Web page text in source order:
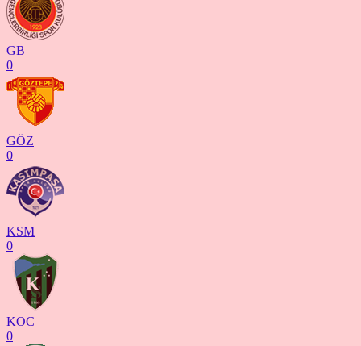
GB
0
GÖZ
0
KSM
0
KOC
0